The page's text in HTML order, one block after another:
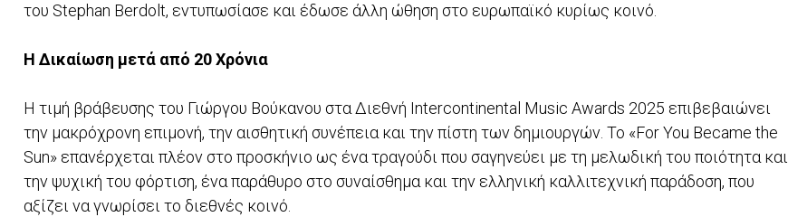
του Stephan Berdolt, εντυπωσίασε και έδωσε άλλη ώθηση στο ευρωπαϊκό κυρίως κοινό.
Η Δικαίωση μετά από 20 Χρόνια
Η τιμή βράβευσης του Γιώργου Βούκανου στα Διεθνή Intercontinental Music Awards 2025 επιβεβαιώνει
την μακρόχρονη επιμονή, την αισθητική συνέπεια και την πίστη των δημιουργών. Το «For You Became the
Sun» επανέρχεται πλέον στο προσκήνιο ως ένα τραγούδι που σαγηνεύει με τη μελωδική του ποιότητα και
την ψυχική του φόρτιση, ένα παράθυρο στο συναίσθημα και την ελληνική καλλιτεχνική παράδοση, που
αξίζει να γνωρίσει το διεθνές κοινό.